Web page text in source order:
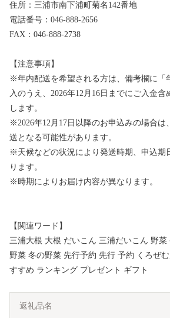
住所：三浦市南下浦町菊名142番地
電話番号：046-888-2656
FAX：046-888-2738
【注意事項】
※年内配送を希望される方は、備考欄に「
入のうえ、2026年12月16日までにご入金
します。
※2026年12月17日以降のお申込みの場合は
送となる可能性があります。
※天候などの状況により発送時期、申込期
ります。
※時期によりお届け内容が異なります。
【関連ワード】
三浦大根 大根 だいこん 三浦だいこん 野
野菜 冬の野菜 先行予約 先行 予約 くろぜ
すすめ ランキング プレゼント ギフト
返礼品名